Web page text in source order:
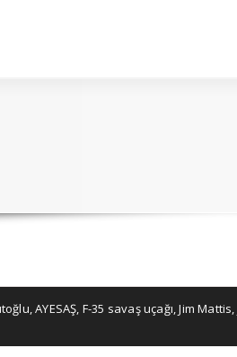
,AYESAŞ, F-35 savaş uçağı,Jim Mattis,